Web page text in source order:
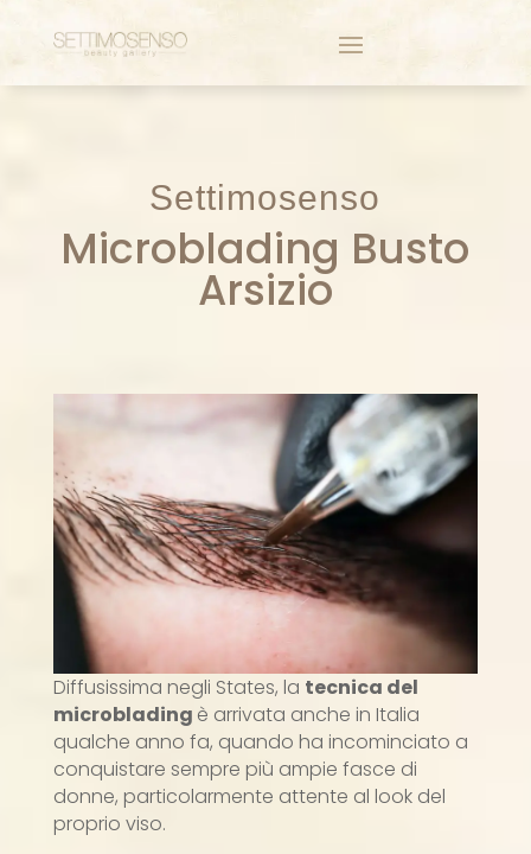
Settimosenso
Microblading Busto
Arsizio
Diffusissima negli States, la tecnica del
microblading è arrivata anche in Italia
qualche anno fa, quando ha incominciato a
conquistare sempre più ampie fasce di
donne, particolarmente attente al look del
proprio viso.